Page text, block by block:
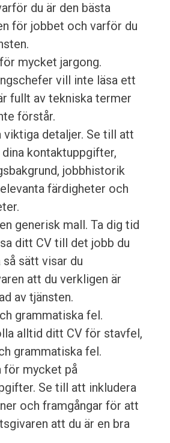
du är den bästa
för jobbet och varför du
mycket jargong.
vill inte läsa ett
fullt av tekniska termer
förstår.
viktiga detaljer. Se till att
dina kontaktuppgifter,
jobbhistorik
färdigheter och
generisk mall. Ta dig tid
ditt CV till det jobb du
så sätt visar du
att du verkligen är
av tjänsten.
grammatiska fel.
alltid ditt CV för stavfel,
grammatiska fel.
för mycket på
Se till att inkludera
och framgångar för att
att du är en bra